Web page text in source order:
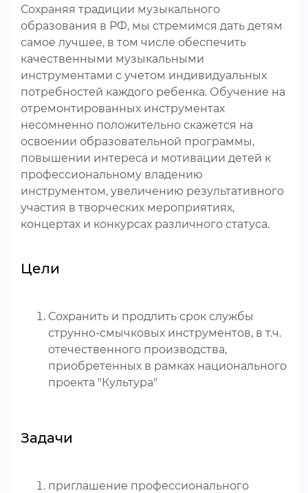
Сохраняя традиции музыкального
образования в РФ, мы стремимся дать детям
самое лучшее, в том числе обеспечить
качественными музыкальными
инструментами с учетом индивидуальных
потребностей каждого ребенка. Обучение на
отремонтированных инструментах
несомненно положительно скажется на
освоении образовательной программы,
повышении интереса и мотивации детей к
профессиональному владению
инструментом, увеличению результативного
участия в творческих мероприятиях,
концертах и конкурсах различного статуса.
Цели
Сохранить и продлить срок службы
струнно-смычковых инструментов, в т.ч.
отечественного производства,
приобретенных в рамках национального
проекта "Культура"
Задачи
приглашение профессионального